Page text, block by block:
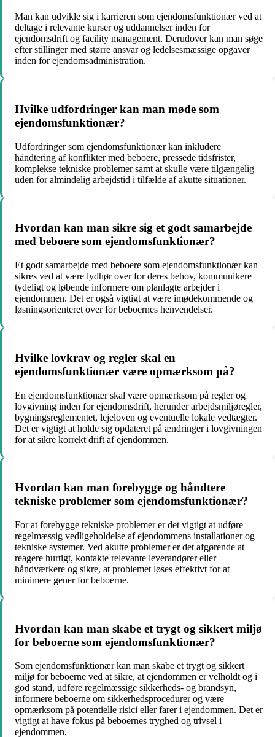
Man kan udvikle sig i karrieren som ejendomsfunktionær ved at
deltage i relevante kurser og uddannelser inden for
ejendomsdrift og facility management. Derudover kan man søge
efter stillinger med større ansvar og ledelsesmæssige opgaver
inden for ejendomsadministration.
Hvilke udfordringer kan man møde som
ejendomsfunktionær?
Udfordringer som ejendomsfunktionær kan inkludere
håndtering af konflikter med beboere, pressede tidsfrister,
komplekse tekniske problemer samt at skulle være tilgængelig
uden for almindelig arbejdstid i tilfælde af akutte situationer.
Hvordan kan man sikre sig et godt samarbejde
med beboere som ejendomsfunktionær?
Et godt samarbejde med beboere som ejendomsfunktionær kan
sikres ved at være lydhør over for deres behov, kommunikere
tydeligt og løbende informere om planlagte arbejder i
ejendommen. Det er også vigtigt at være imødekommende og
løsningsorienteret over for beboernes henvendelser.
Hvilke lovkrav og regler skal en
ejendomsfunktionær være opmærksom på?
En ejendomsfunktionær skal være opmærksom på regler og
lovgivning inden for ejendomsdrift, herunder arbejdsmiljøregler,
bygningsreglementet, lejeloven og eventuelle lokale vedtægter.
Det er vigtigt at holde sig opdateret på ændringer i lovgivningen
for at sikre korrekt drift af ejendommen.
Hvordan kan man forebygge og håndtere
tekniske problemer som ejendomsfunktionær?
For at forebygge tekniske problemer er det vigtigt at udføre
regelmæssig vedligeholdelse af ejendommens installationer og
tekniske systemer. Ved akutte problemer er det afgørende at
reagere hurtigt, kontakte relevante leverandører eller
håndværkere og sikre, at problemet løses effektivt for at
minimere gener for beboerne.
Hvordan kan man skabe et trygt og sikkert miljø
for beboerne som ejendomsfunktionær?
Som ejendomsfunktionær kan man skabe et trygt og sikkert
miljø for beboerne ved at sikre, at ejendommen er velholdt og i
god stand, udføre regelmæssige sikkerheds- og brandsyn,
informere beboerne om sikkerhedsprocedurer og være
opmærksom på potentielle risici eller farer i ejendommen. Det er
vigtigt at have fokus på beboernes tryghed og trivsel i
ejendommen.